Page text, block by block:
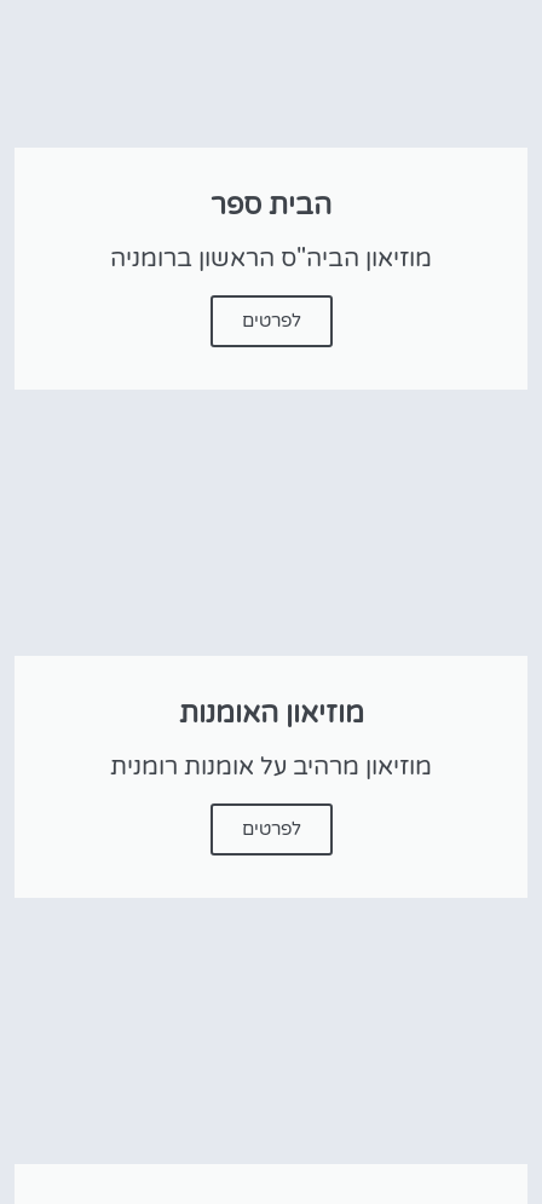
הבית ספר
מוזיאון הביה"ס הראשון ברומניה
לפרטים
מוזיאון האומנות
מוזיאון מרהיב על אומנות רומנית
לפרטים